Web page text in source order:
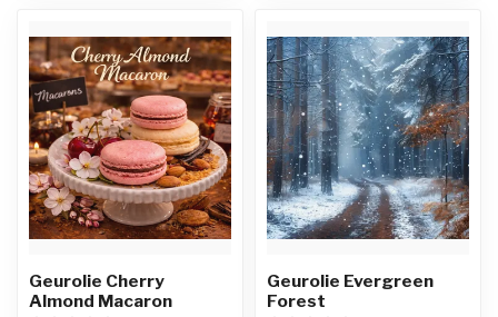
Geurolie Cherry
Almond Macaron
Geurolie Evergreen
Forest